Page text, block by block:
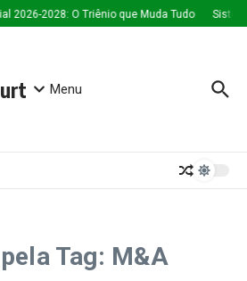
2026-2028: O Triênio que Muda Tudo
Menu
Tag: M&A